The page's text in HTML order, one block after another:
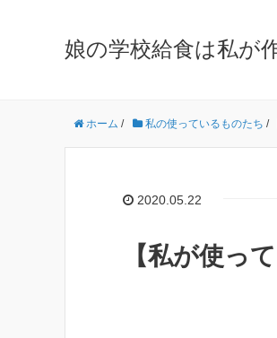
娘の学校給食は私が
ホーム / 私の使っているものたち /
2020.05.22
【私が使っ